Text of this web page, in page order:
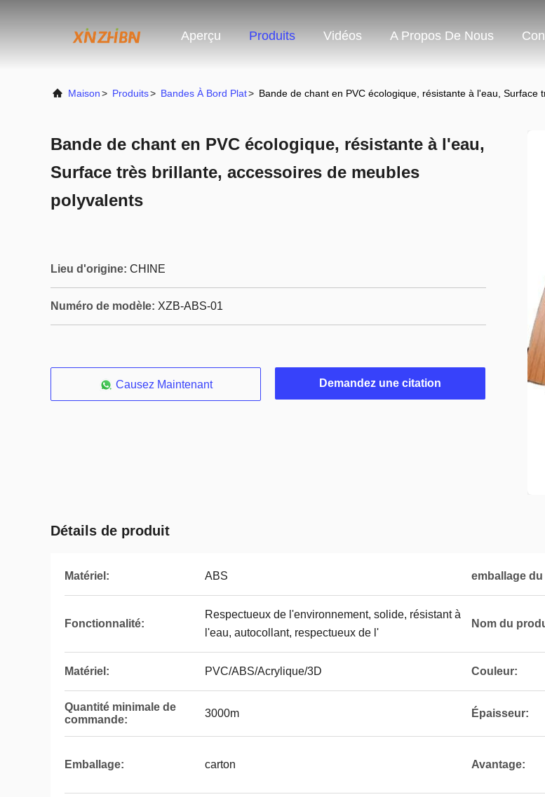
Aperçu Produits Vidéos A Propos De Nous
Maison> Produits> Bandes À Bord Plat> Bande de chant en PVC écologique, résistante à l'eau,
Bande de chant en PVC écologique, résistante à l'eau,
Surface très brillante, accessoires de meubles
polyvalents
Lieu d'origine: CHINE
Numéro de modèle: XZB-ABS-01
Causez Maintenant Demandez une citation
Détails de produit
Matériel: ABS emballage
Fonctionnalité:
Respectueux de l'environnement, solide, résistant à
l'eau, autocollant, respectueux de l'
Nom du
Matériel: PVC/ABS/Acrylique/3D Couleur:
Quantité minimale de
commande:
3000m Épaisseur:
Emballage: carton Avantage: